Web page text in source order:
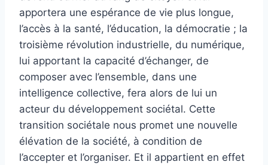
apportera une espérance de vie plus longue,
l’accès à la santé, l’éducation, la démocratie ; la
troisième révolution industrielle, du numérique,
lui apportant la capacité d’échanger, de
composer avec l’ensemble, dans une
intelligence collective, fera alors de lui un
acteur du développement sociétal. Cette
transition sociétale nous promet une nouvelle
élévation de la société, à condition de
l’accepter et l’organiser. Et il appartient en effet